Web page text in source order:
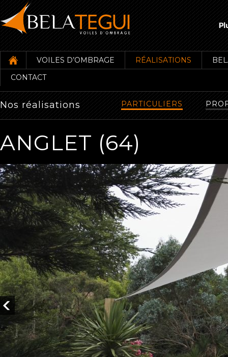
VOILES D’OMBRAGE RÉALISATIONS
CONTACT
Nos réalisations PARTICULIERS
ANGLET (64)